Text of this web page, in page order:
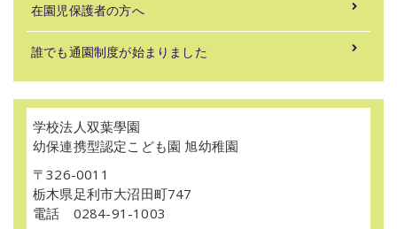
在園児保護者の方へ
誰でも通園制度が始まりました
学校法人双葉學園
幼保連携型認定こども園 旭幼稚園
〒326-0011
栃木県足利市大沼田町747
電話 0284-91-1003